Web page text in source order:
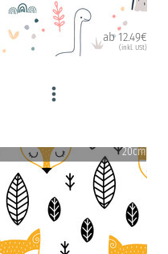
ab 12.49€
(inkl. USt)
20cm